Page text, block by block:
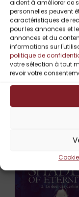
aident à améliorer ce
personnelles peuvent
caractéristiques de
pour les annonces et
annonces et du
informations sur
politique de
votre sélection à tout
revoir votre
trauma
Amour vs
Ennemis
même
Monstres
Slow burn